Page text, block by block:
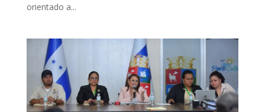
orientado a...